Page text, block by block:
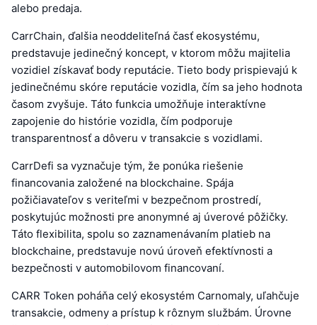
alebo predaja.
CarrChain, ďalšia neoddeliteľná časť ekosystému,
predstavuje jedinečný koncept, v ktorom môžu majitelia
vozidiel získavať body reputácie. Tieto body prispievajú k
jedinečnému skóre reputácie vozidla, čím sa jeho hodnota
časom zvyšuje. Táto funkcia umožňuje interaktívne
zapojenie do histórie vozidla, čím podporuje
transparentnosť a dôveru v transakcie s vozidlami.
CarrDefi sa vyznačuje tým, že ponúka riešenie
financovania založené na blockchaine. Spája
požičiavateľov s veriteľmi v bezpečnom prostredí,
poskytujúc možnosti pre anonymné aj úverové pôžičky.
Táto flexibilita, spolu so zaznamenávaním platieb na
blockchaine, predstavuje novú úroveň efektívnosti a
bezpečnosti v automobilovom financovaní.
CARR Token poháňa celý ekosystém Carnomaly, uľahčuje
transakcie, odmeny a prístup k rôznym službám. Úrovne